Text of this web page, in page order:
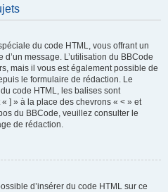
du code HTML, vous offrant un
message. L’utilisation du BBCode
mais il vous est également possible de
le formulaire de rédaction. Le
code HTML, les balises sont
] » à la place des chevrons « < » et
du BBCode, veuillez consulter le
de rédaction.
d’insérer du code HTML sur ce